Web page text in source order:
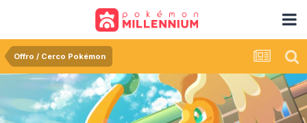
Offro / Cerco Pokémon